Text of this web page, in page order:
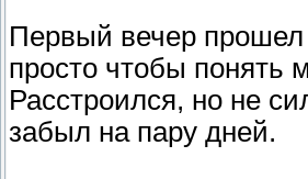
Первый вечер прошел
просто чтобы понять
Расстроился, но не
забыл на пару дней.